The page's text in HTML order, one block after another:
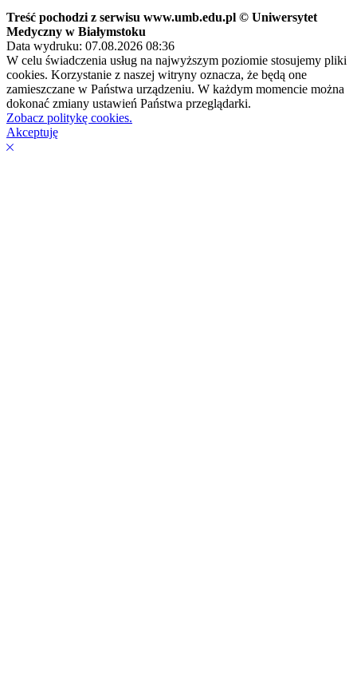
Treść pochodzi z serwisu www.umb.edu.pl © Uniwersytet
Medyczny w Białymstoku
Data wydruku: 07.08.2026 08:36
W celu świadczenia usług na najwyższym poziomie stosujemy pliki
cookies. Korzystanie z naszej witryny oznacza, że będą one
zamieszczane w Państwa urządzeniu. W każdym momencie można
dokonać zmiany ustawień Państwa przeglądarki.
Zobacz politykę cookies.
Akceptuję